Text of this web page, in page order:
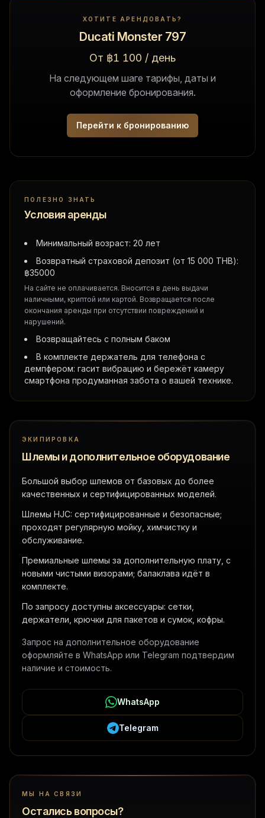
ХОТИТЕ АРЕНДОВАТЬ?
Ducati Monster 797
От ฿1 100 / день
На следующем шаге тарифы, даты и
оформление бронирования.
Перейти к бронированию
ПОЛЕЗНО ЗНАТЬ
Условия аренды
Минимальный возраст: 20 лет
Возвратный страховой депозит (от 15 000 THB):
฿35000
На сайте не оплачивается. Вносится в день выдачи
наличными, криптой или картой. Возвращается после
окончания аренды при отсутствии повреждений и
нарушений.
Возвращайтесь с полным баком
В комплекте держатель для телефона с
демпфером: гасит вибрацию и бережёт камеру
смартфона продуманная забота о вашей технике.
ЭКИПИРОВКА
Шлемы и дополнительное оборудование
Большой выбор шлемов от базовых до более
качественных и сертифицированных моделей.
Шлемы HJC: сертифицированные и безопасные;
проходят регулярную мойку, химчистку и
обслуживание.
Премиальные шлемы за дополнительную плату, с
новыми чистыми визорами; балаклава идёт в
комплекте.
По запросу доступны аксессуары: сетки,
держатели, крючки для пакетов и сумок, кофры.
Запрос на дополнительное оборудование
оформляйте в WhatsApp или Telegram подтвердим
наличие и стоимость.
WhatsApp
Telegram
МЫ НА СВЯЗИ
Остались вопросы?